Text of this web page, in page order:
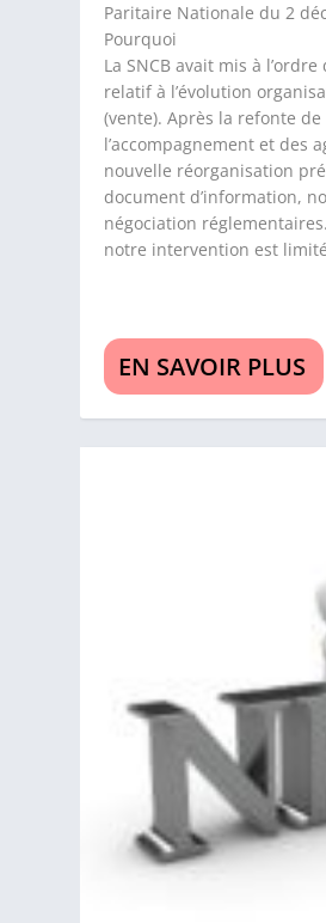
Paritaire Nationale du 2
Pourquoi
La SNCB avait mis à
relatif à l’évolution
(vente). Après la refonte de
l’accompagnement et des
nouvelle réorganisation
document d’information,
négociation
notre intervention est
EN SAVOIR PLUS